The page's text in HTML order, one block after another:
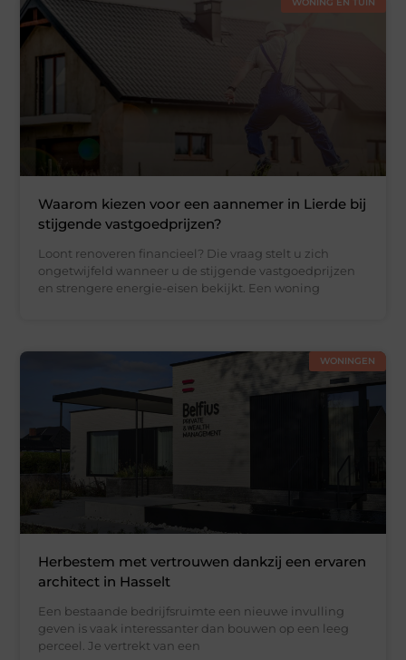
WONING EN TUIN
Waarom kiezen voor een aannemer in Lierde bij
stijgende vastgoedprijzen?
Loont renoveren financieel? Die vraag stelt u zich
ongetwijfeld wanneer u de stijgende vastgoedprijzen
en strengere energie-eisen bekijkt. Een woning
WONINGEN
Herbestem met vertrouwen dankzij een ervaren
architect in Hasselt
Een bestaande bedrijfsruimte een nieuwe invulling
geven is vaak interessanter dan bouwen op een leeg
perceel. Je vertrekt van een